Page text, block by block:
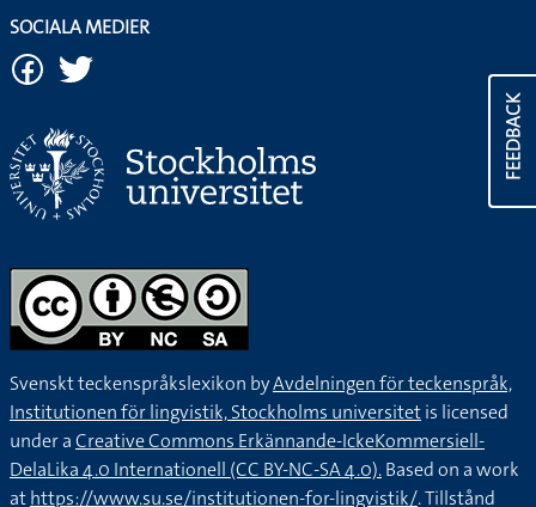
FEEDBACK
SOCIALA MEDIER
Svenskt teckenspråkslexikon byAvdelningen för teckenspråk,
Institutionen för lingvistik, Stockholms universitetis licensed
under aCreative Commons Erkännande-IckeKommersiell-
DelaLika 4.0 Internationell (CC BY-NC-SA 4.0).Based on a work
athttps://www.su.se/institutionen-for-lingvistik/. Tillstånd